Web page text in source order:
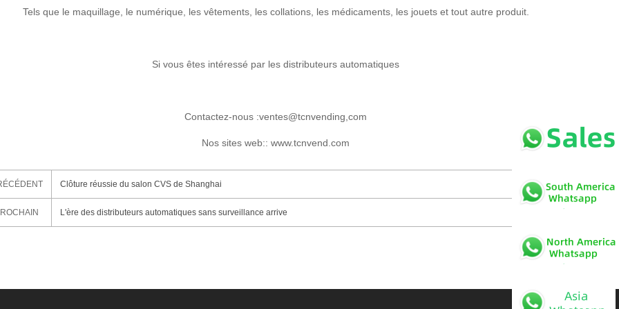
Tels que le maquillage, le numérique, les vêtements, les collations, les médicaments, les jouets et tout autre produit.
Si vous êtes intéressé par les distributeurs automatiques
Contactez-nous :ventes@tcnvending,com
Nos sites web:: www.tcnvend.com
Clôture réussie du salon CVS de Shanghai
L'ère des distributeurs automatiques sans surveillance arrive